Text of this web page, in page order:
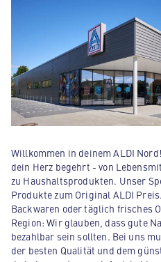
Willkommen in deinem ALDI
dein Herz begehrt - von
zu Haushaltsprodukten. Unser
Produkte zum Original ALDI
Backwaren oder täglich frisches
Region: Wir glauben, dass gute
bezahlbar sein sollten. Bei uns
der besten Qualität und dem